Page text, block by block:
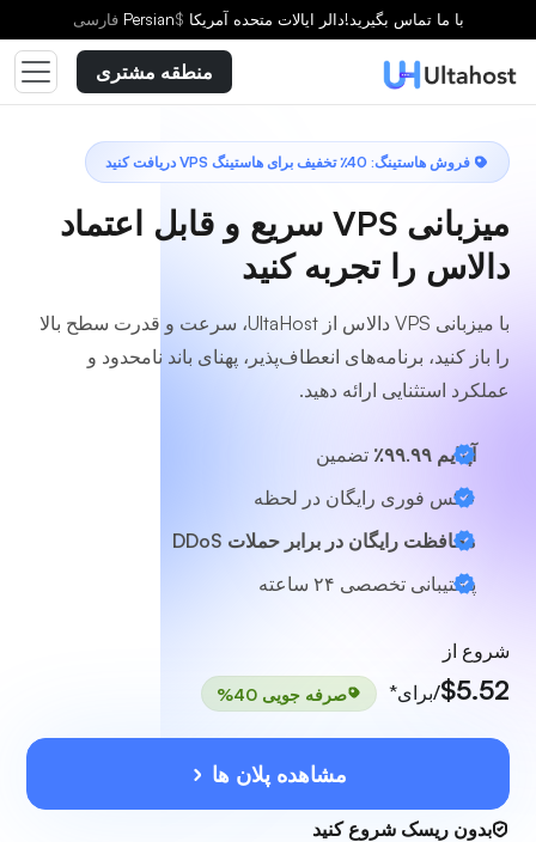
با ما تماس بگیرید!دالر ایالات متحده آمریکا $
Persian فارسى
منطقه مشتری
فروش هاستینگ: 40٪ تخفیف برای هاستینگ VPS دریافت کنید
میزبانی VPS سریع و قابل اعتماد
دالاس را تجربه کنید
با میزبانی VPS دالاس از UltaHost، سرعت و قدرت سطح بالا
را باز کنید، برنامه‌های انعطاف‌پذیر، پهنای باند نامحدود و
عملکرد استثنایی ارائه دهید.
آپتایم ۹۹.۹۹٪
تضمین
عکس فوری رایگان در لحظه
محافظت رایگان در برابر حملات DDoS
پشتیبانی تخصصی
شروع از
$5.52/برای* صرفه جویی 40%
مشاهده پلان ها
بدون ریسک شروع کنید